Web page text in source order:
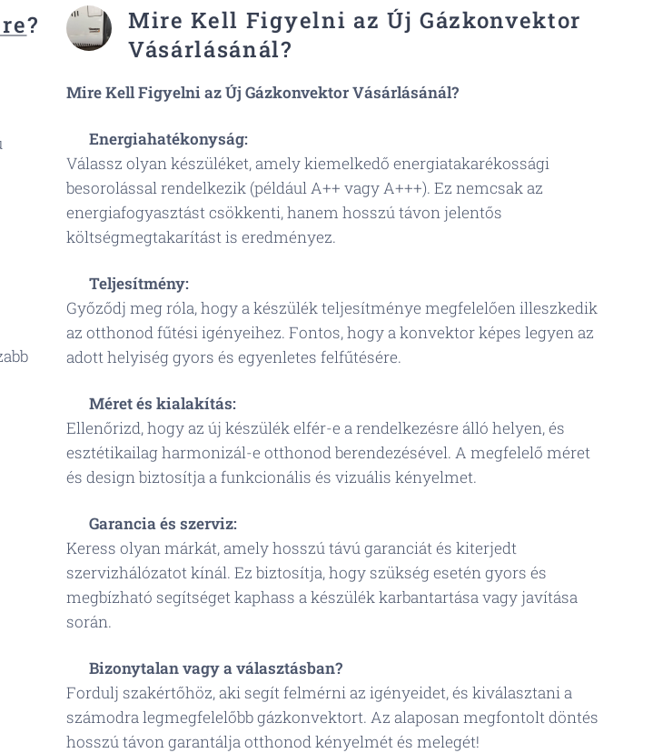
?
Mire Kell Figyelni az Új Gázkonvektor
Vásárlásánál?
Mire Kell Figyelni az Új Gázkonvektor Vásárlásánál?
Energiahatékonyság:
Válassz olyan készüléket, amely kiemelkedő energiatakarékossági
besorolással rendelkezik (például A++ vagy A+++). Ez nemcsak az
energiafogyasztást csökkenti, hanem hosszú távon jelentős
költségmegtakarítást is eredményez.
Teljesítmény:
Győződj meg róla, hogy a készülék teljesítménye megfelelően illeszkedik
az otthonod fűtési igényeihez. Fontos, hogy a konvektor képes legyen az
adott helyiség gyors és egyenletes felfűtésére.
Méret és kialakítás:
Ellenőrizd, hogy az új készülék elfér-e a rendelkezésre álló helyen, és
esztétikailag harmonizál-e otthonod berendezésével. A megfelelő méret
és design biztosítja a funkcionális és vizuális kényelmet.
Garancia és szerviz:
Keress olyan márkát, amely hosszú távú garanciát és kiterjedt
szervizhálózatot kínál. Ez biztosítja, hogy szükség esetén gyors és
megbízható segítséget kaphass a készülék karbantartása vagy javítása
során.
Bizonytalan vagy a választásban?
Fordulj szakértőhöz, aki segít felmérni az igényeidet, és kiválasztani a
számodra legmegfelelőbb gázkonvektort. Az alaposan megfontolt döntés
hosszú távon garantálja otthonod kényelmét és melegét! 😊